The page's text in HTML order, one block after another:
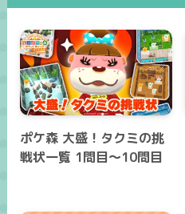
ポケ森 大盛！タクミの挑
戦状一覧 1問目～10問目